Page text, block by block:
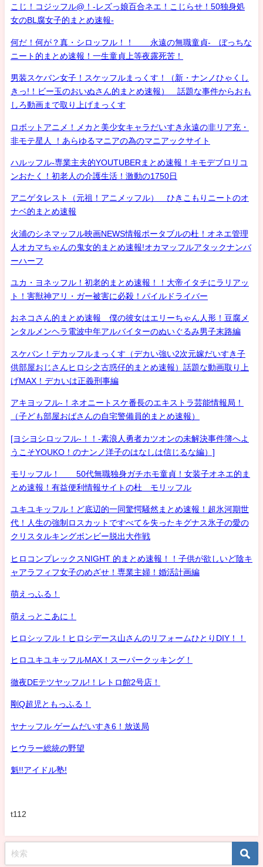
こじ！コジッフル@！-レズっ娘百合ネエ！こじらせ！50独身処
女のBL腐女子的まとめ速報-
何だ！何が？真・シロッフル！！ 永遠の無職童貞- ぼっちな
ニート的まとめ速報！一生童貞上等夜露死苦！
男装スケバン女子！スケッフルまっくす！（新・ナンノひゃくし
きっ!！ビー玉のおいぬさん的まとめ速報） 話題な事件からおも
しろ動画まで取り上げまっくす
ロボットアニメ！メカと美少女キャラだいすき永遠の非リア充・
非モテ星人 ！あらゆるマニアの為のマニアックサイト
ハルッフル-専業主夫的YOUTUBERまとめ速報！キモデブロリコ
ンおたく！初老人の介護生活！激動の1750日
アニゲタレスト（元祖！アニメッフル） ひきこもりニートのオ
ナベ的まとめ速報
火浦のシネマッフル映画NEWS情報ポータブルの杜！オネエ管理
人オカマちゃんの鬼女的まとめ速報!オカマッフルアタックナンバ
ーハーフ
ユカ・ヨネッフル！初老的まとめ速報！！大帝イタチにラリアッ
ト！害獣神アリ・ガー被害に必殺！パイルドライバー
おネコさん的まとめ速報 僕の彼女はエリーちゃん人形！豆腐メ
ンタルメンヘラ電波中年アルバイターのぬいぐるみ男子末路編
スケバン！デカッフルまっくす（デカい強い2次元嫁だいすき子
供部屋おじさんヒロシ之古惑仔的まとめ速報）話題な動画取り上
げMAX！デカいは正義刑事編
アキヨッフル-！ネオニートスケ番長のエキストラ芸能情報局！
（子ども部屋おばさんの自宅警備員的まとめ速報）
[ヨシヨシロッフル-！！-素浪人勇者カツオンの未解決事件簿へよ
うこそYOUKO！のナンノ洋子のはなしは信じるな編）]
モリッフル！ 50代無職独身ガチホモ童貞！女装子オネエ的ま
とめ速報！有益便利情報サイトの杜 モリッフル
ユキユキッフル！ど底辺的一同驚愕騒然まとめ速報！超氷河期世
代！人生の強制ロスカットですべてを失ったキグナス氷子の愛の
クリスタルキングボンビー脱出大作戦
ヒロコンプレックスNIGHT 的まとめ速報！！子供が欲しいど陰キ
ャアラフィフ女子のめざせ！専業主婦！婚活計画編
萌えっふる！
萌えっとこあに！
ヒロシッフル！ヒロシデース山さんのリフォームひとりDIY！！
ヒロユキユキッフルMAX！スーパークッキング！
徹夜DEテツヤッフル!！レトロ館2号店！
剛Q超児ともっふる！
ヤナッフル ゲームだいすき6！放送局
ヒウラー総統の野望
魁!!アイドル塾!
t112